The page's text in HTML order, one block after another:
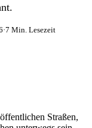
·7 Min. Lesezeit
Straßen,